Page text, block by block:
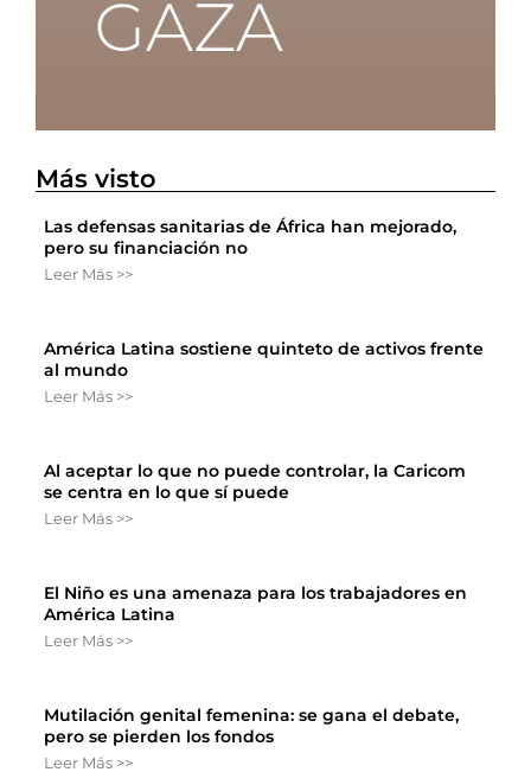
Más visto
Las defensas sanitarias de África han mejorado,
pero su financiación no
Leer Más >>
América Latina sostiene quinteto de activos frente
al mundo
Leer Más >>
Al aceptar lo que no puede controlar, la Caricom
se centra en lo que sí puede
Leer Más >>
El Niño es una amenaza para los trabajadores en
América Latina
Leer Más >>
Mutilación genital femenina: se gana el debate,
pero se pierden los fondos
Leer Más >>